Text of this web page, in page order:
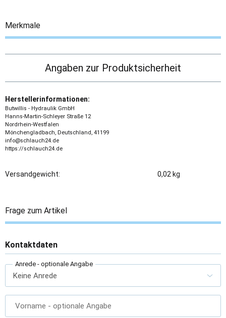
Merkmale
Angaben zur Produktsicherheit
Herstellerinformationen:
Butwillis - Hydraulik GmbH
Hanns-Martin-Schleyer Straße 12
Nordrhein-Westfalen
Mönchengladbach, Deutschland, 41199
info@schlauch24.de
https://schlauch24.de
Versandgewicht: 0,02 kg
Frage zum Artikel
Kontaktdaten
Anrede - optionale Angabe
Vorname - optionale Angabe